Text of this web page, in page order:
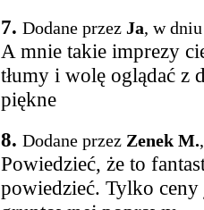
7. Dodane przez Ja, w
A mnie takie imprezy
tłumy i wolę oglądać z
piękne
8. Dodane przez Zenek M.
Powiedzieć, że to
powiedzieć. Tylko